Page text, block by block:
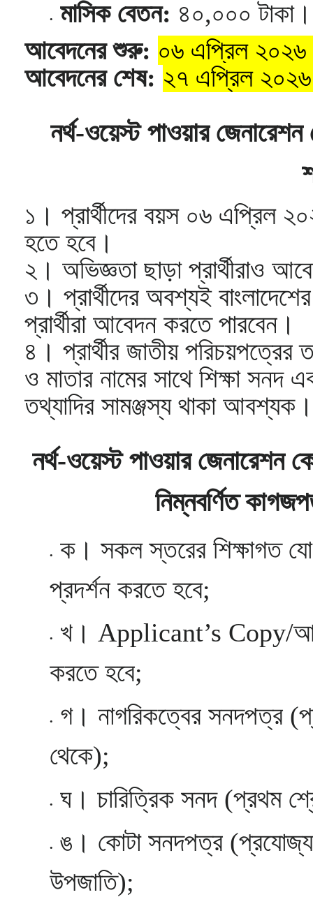
মাসিক বেতন: ৪০,০০০ টাকা।
আবেদনের শুরু: ০৬ এপ্রিল
আবেদনের শেষ: ২৭ এপ্রিল
নর্থ-ওয়েস্ট পাওয়ার
১। প্রার্থীদের বয়স ০৬ এপ্রিল
হতে হবে।
২। অভিজ্ঞতা ছাড়া প্রার্থীরাও
৩। প্রার্থীদের অবশ্যই
প্রার্থীরা আবেদন করতে পারবেন।
৪। প্রার্থীর জাতীয় পরিচয়পত্রের
ও মাতার নামের সাথে শিক্ষা
তথ্যাদির সামঞ্জস্য থাকা আবশ্যক।
নর্থ-ওয়েস্ট পাওয়ার জেনারেশন
নিম্নবর্ণিত
ক। সকল স্তরের শিক্ষাগত
প্রদর্শন করতে হবে;
খ। Applicant’s Copy/
করতে হবে;
গ। নাগরিকত্বের সনদপত্র
থেকে);
ঘ। চারিত্রিক সনদ (প্রথম
ঙ। কোটা সনদপত্র (প্রযোজ্য
উপজাতি);